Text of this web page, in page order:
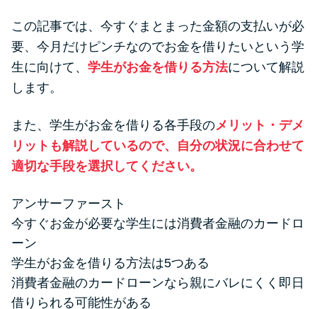
リボ払いをそのまま払いきると
損！
得した話
最速！最短40分で借りられるカ
特集ページ一覧
種類や特徴で探す
この記事では、今すぐまとまった金額の支払いが必
要、今月だけピンチなのでお金を借りたいという学
生に向けて、 学生がお金を借りる方法について解説
します。
また、学生がお金を借りる各手段のメリット・デメ
リットも解説しているので、自分の状況に合わせて
適切な手段を選択してください。
アンサーファースト
今すぐお金が必要な学生には消費者金融のカードロ
ーン
学生がお金を借りる方法は5つある
消費者金融のカードローンなら親にバレにくく即日
借りられる可能性がある